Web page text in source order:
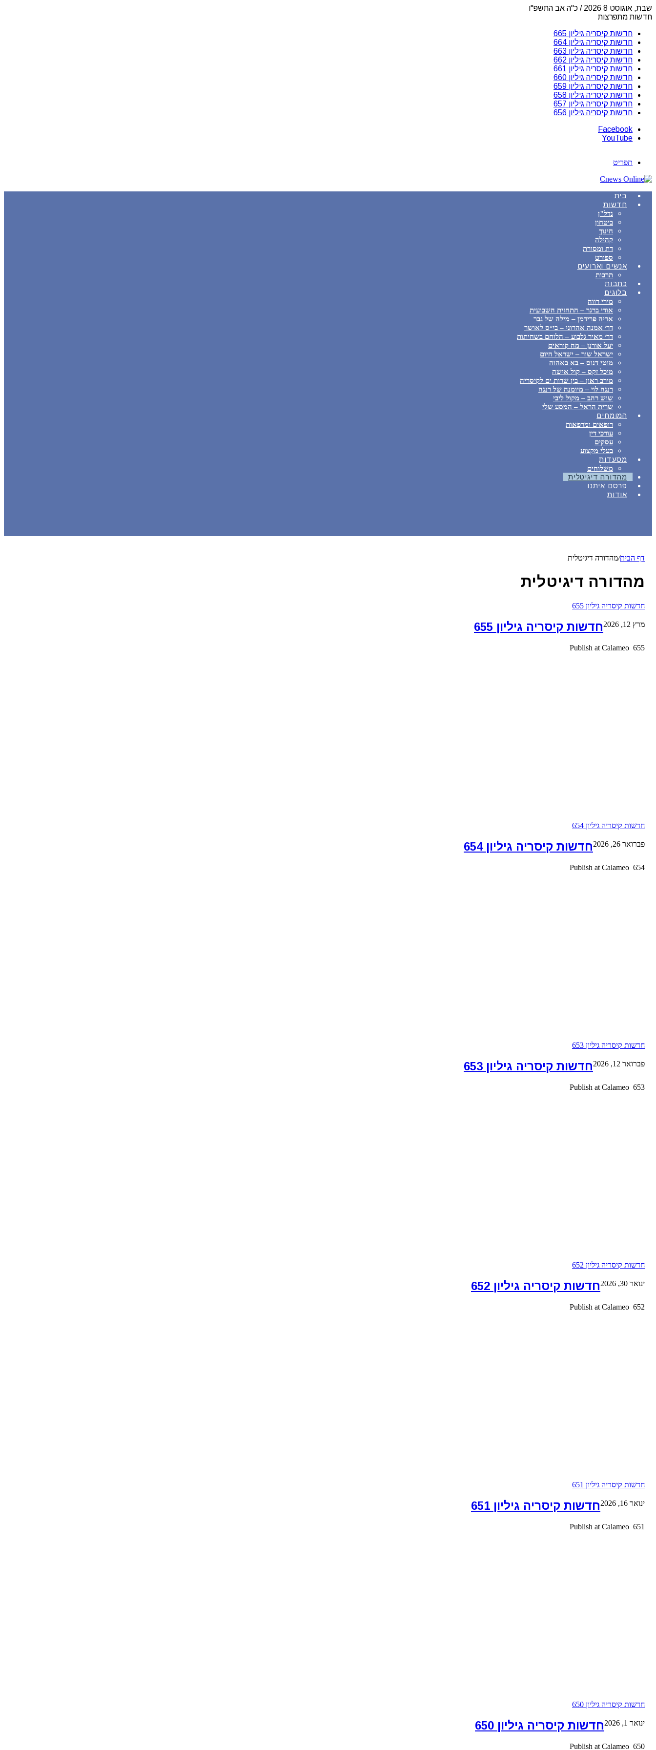
שבת, אוגוסט 8 2026 / כ"ה אב התשפ"ו
חדשות מתפרצות
חדשות קיסריה גיליון 665
חדשות קיסריה גיליון 664
חדשות קיסריה גיליון 663
חדשות קיסריה גיליון 662
חדשות קיסריה גיליון 661
חדשות קיסריה גיליון 660
חדשות קיסריה גיליון 659
חדשות קיסריה גיליון 658
חדשות קיסריה גיליון 657
חדשות קיסריה גיליון 656
Facebook
YouTube
תפריט
בית
חדשות
נדל"ן
ביטחון
חינוך
קהילה
דת ומסורת
ספורט
אנשים וארועים
תרבות
כתבות
בלוגים
מירי רווה
אודי ברגר – התחזית השבועית
אריה פרידמן – מילה של גבר
דר׳ אמנה אהרוני – בי״ס לאושר
דר׳ מאיר גלבוע – הלוחם בשחיתות
יעל אורנן – מה קוראים
ישראל שור – ישראל היום
מוטי דנוס – בא באהוה
מיכל זקס – קול אישה
מירב ראון – בין שדות ים לקיסריה
רננה לוי – מיומנה של רננה
שוש רהב – מקול ליבי
שרית הראל – המסע שלי
המומחים
רופאים ומרפאות
עורכי דין
עסקים
בעלי מקצוע
מסעדות
משלוחים
מהדורה דיגיטלית
פרסם איתנו
אודות
דף הבית/מהדורה דיגיטלית
מהדורה דיגיטלית
חדשות קיסריה גיליון 655
מרץ 12, 2026 חדשות קיסריה גיליון 655
655 Publish at Calameo
חדשות קיסריה גיליון 654
פברואר 26, 2026 חדשות קיסריה גיליון 654
654 Publish at Calameo
חדשות קיסריה גיליון 653
פברואר 12, 2026 חדשות קיסריה גיליון 653
653 Publish at Calameo
חדשות קיסריה גיליון 652
ינואר 30, 2026 חדשות קיסריה גיליון 652
652 Publish at Calameo
חדשות קיסריה גיליון 651
ינואר 16, 2026 חדשות קיסריה גיליון 651
651 Publish at Calameo
חדשות קיסריה גיליון 650
ינואר 1, 2026 חדשות קיסריה גיליון 650
650 Publish at Calameo